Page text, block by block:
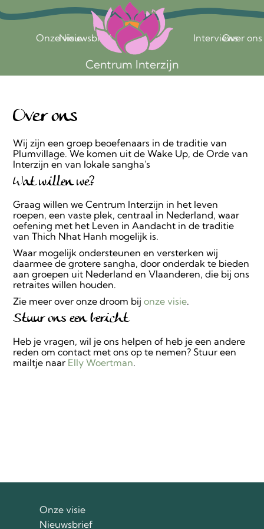
Over ons | Centrum Interzijn
Onze visieNieuwsbrief
Centrum Interzijn
InterviewsOver ons
Over ons
Wij zijn een groep beoefenaars in de traditie van
Plumvillage. We komen uit de Wake Up, de Orde van
Interzijn en van lokale sangha's
Wat willen we?
Graag willen we Centrum Interzijn in het leven
roepen, een vaste plek, centraal in Nederland, waar
oefening met het Leven in Aandacht in de traditie
van Thich Nhat Hanh mogelijk is.
Waar mogelijk ondersteunen en versterken wij
daarmee de grotere sangha, door onderdak te bieden
aan groepen uit Nederland en Vlaanderen, die bij ons
retraites willen houden.
Zie meer over onze droom bijonze visie.
Stuur ons een bericht
Heb je vragen, wil je ons helpen of heb je een andere
reden om contact met ons op te nemen? Stuur een
mailtje naar Elly Woertman.
Onze visie
Nieuwsbrief